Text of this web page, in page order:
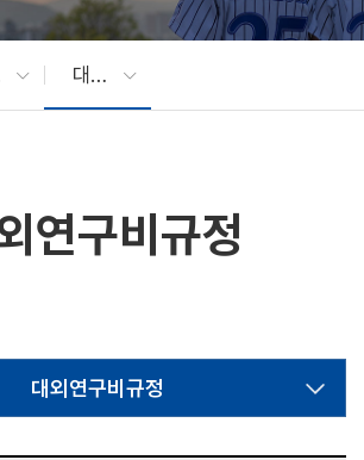
대외연구비규정
연구비규정
대외연구비규정